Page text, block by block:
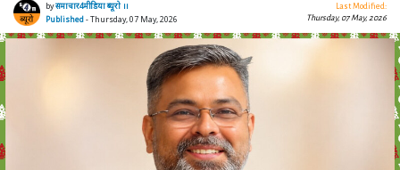
byसमाचार4मीडिया ब्यूरो ।।
Published- Thursday, 07 May, 2026
Last Modified:
Thursday, 07 May, 2026